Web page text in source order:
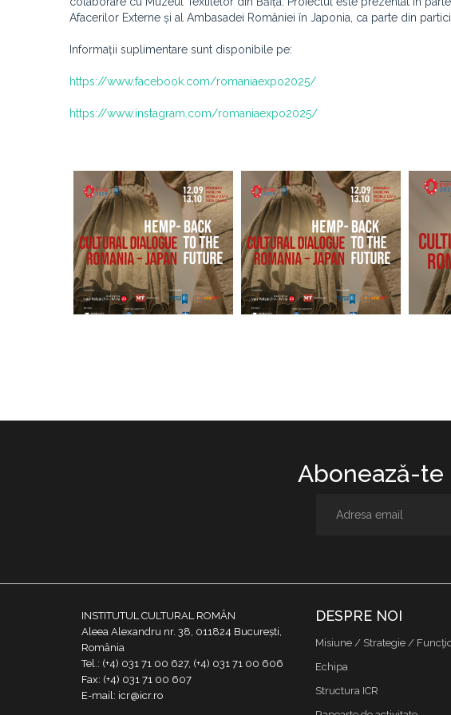
Afacerilor Externe și al Ambasadei României în Japonia, ca parte din
Informații suplimentare sunt disponibile pe:
https://www.facebook.com/romaniaexpo2025/
https://www.instagram.com/romaniaexpo2025/
Abonează-
INSTITUTUL CULTURAL ROMÂN
Aleea Alexandru nr. 38, 011824 București,
România
Tel.: (+4) 031 71 00 627, (+4) 031 71 00 606
Fax: (+4) 031 71 00 607
E-mail: icr@icr.ro
DESPRE NOI
Misiune / Strategie /
Echipa
Structura ICR